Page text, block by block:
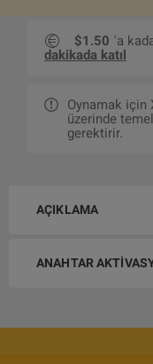
$1.50 'a
dakikada katıl
Oynamak için
üzerinde
gerektirir.
AÇIKLAMA
ANAHTAR